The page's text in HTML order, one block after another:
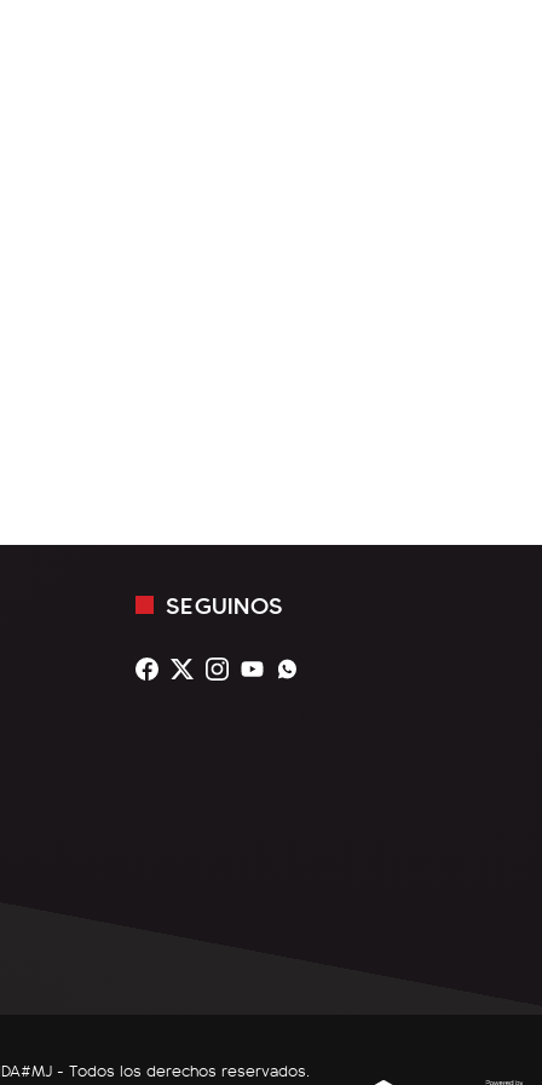
SEGUINOS
- Todos los derechos reservados.